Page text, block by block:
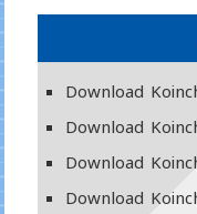
Download
Download
Download
Download